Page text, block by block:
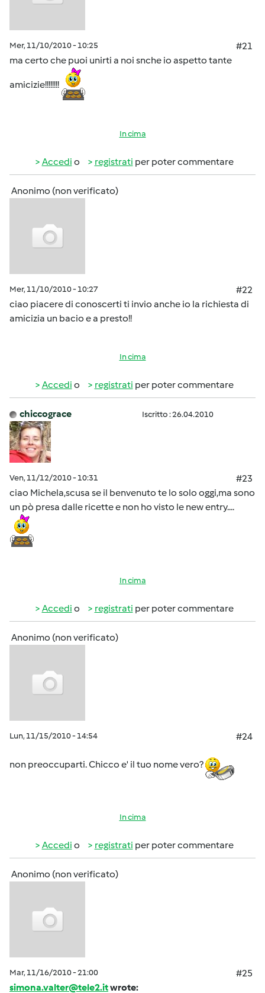
Mer, 11/10/2010 - 10:25
#21
ma certo che puoi unirti a noi snche io aspetto tante
amicizie!!!!!!!!
In cima
Accedi o registrati per poter commentare
Anonimo (non verificato)
Mer, 11/10/2010 - 10:27
#22
ciao piacere di conoscerti ti invio anche io la richiesta di
amicizia un bacio e a presto!!
In cima
Accedi o registrati per poter commentare
chiccograce Iscritto : 26.04.2010
Ven, 11/12/2010 - 10:31
#23
ciao Michela,scusa se il benvenuto te lo solo oggi,ma sono
un pò presa dalle ricette e non ho visto le new entry....
In cima
Accedi o registrati per poter commentare
Anonimo (non verificato)
Lun, 11/15/2010 - 14:54 #24
non preoccuparti. Chicco e' il tuo nome vero?
In cima
Accedi o registrati per poter commentare
Anonimo (non verificato)
Mar, 11/16/2010 - 21:00
#25
simona.valter@tele2.itwrote: